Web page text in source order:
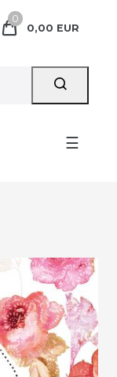
0
0,00 EUR
☰